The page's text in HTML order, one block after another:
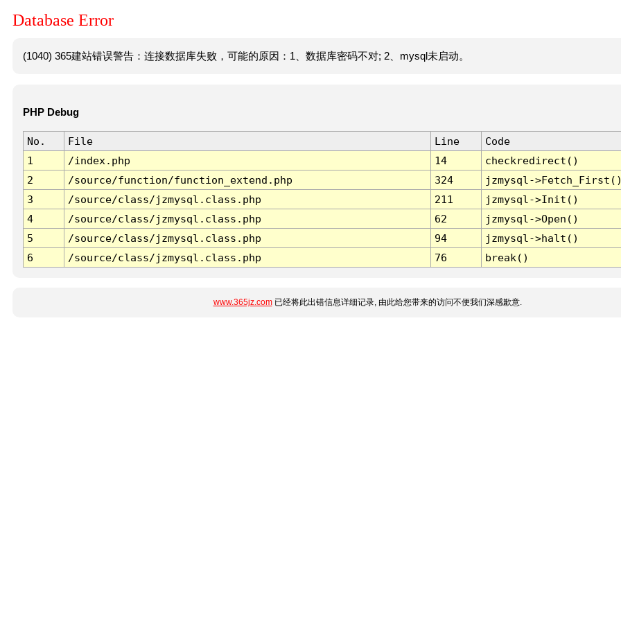
Database Error
(1040) 365建站错误警告：连接数据库失败，可能的原因：1、数据库密码不对; 2、mysql未启动。
PHP Debug
No. File Line
Code
1
/index.php 14
checkredirect()
2
/source/function/function_extend.php 324
jzmysql-
3
/source/class/jzmysql.class.php 211
jzmysql->Init()
4
/source/class/jzmysql.class.php 62
jzmysql->Open()
5
/source/class/jzmysql.class.php 94
jzmysql->halt()
6
/source/class/jzmysql.class.php 76 break()
www.365jz.com已经将此出错信息详细记录, 由此给您带来的访问不便我们深感歉意.